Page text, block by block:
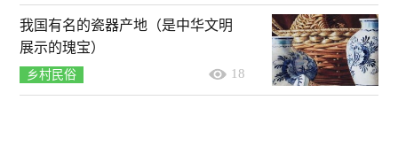
我国有名的瓷器产地（是中华文明
展示的瑰宝）
乡村民俗 18